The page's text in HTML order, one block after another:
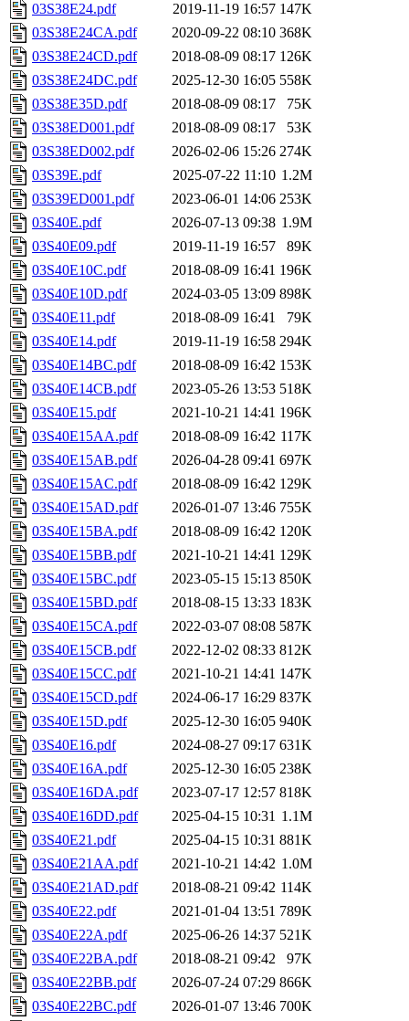
03S38E24.pdf
2019-11-19 16:57 147K
03S38E24CA.pdf
2020-09-22 08:10 368K
03S38E24CD.pdf
2018-08-09 08:17 126K
03S38E24DC.pdf
2025-12-30 16:05 558K
03S38E35D.pdf
2018-08-09 08:17
75K
03S38ED001.pdf
2018-08-09 08:17
53K
03S38ED002.pdf
2026-02-06 15:26 274K
03S39E.pdf
2025-07-22 11:10 1.2M
03S39ED001.pdf
2023-06-01 14:06 253K
03S40E.pdf
2026-07-13 09:38 1.9M
03S40E09.pdf
2019-11-19 16:57
89K
03S40E10C.pdf
2018-08-09 16:41 196K
03S40E10D.pdf
2024-03-05 13:09 898K
03S40E11.pdf
2018-08-09 16:41
79K
03S40E14.pdf
2019-11-19 16:58 294K
03S40E14BC.pdf
2018-08-09 16:42 153K
03S40E14CB.pdf
2023-05-26 13:53 518K
03S40E15.pdf
2021-10-21 14:41 196K
03S40E15AA.pdf
2018-08-09 16:42 117K
03S40E15AB.pdf
2026-04-28 09:41 697K
03S40E15AC.pdf
2018-08-09 16:42 129K
03S40E15AD.pdf
2026-01-07 13:46 755K
03S40E15BA.pdf
2018-08-09 16:42 120K
03S40E15BB.pdf
2021-10-21 14:41 129K
03S40E15BC.pdf
2023-05-15 15:13 850K
03S40E15BD.pdf
2018-08-15 13:33 183K
03S40E15CA.pdf
2022-03-07 08:08 587K
03S40E15CB.pdf
2022-12-02 08:33 812K
03S40E15CC.pdf
2021-10-21 14:41 147K
03S40E15CD.pdf
2024-06-17 16:29 837K
03S40E15D.pdf
2025-12-30 16:05 940K
03S40E16.pdf
2024-08-27 09:17 631K
03S40E16A.pdf
2025-12-30 16:05 238K
03S40E16DA.pdf
2023-07-17 12:57 818K
03S40E16DD.pdf
2025-04-15 10:31 1.1M
03S40E21.pdf
2025-04-15 10:31 881K
03S40E21AA.pdf
2021-10-21 14:42 1.0M
03S40E21AD.pdf
2018-08-21 09:42 114K
03S40E22.pdf
2021-01-04 13:51 789K
03S40E22A.pdf
2025-06-26 14:37 521K
03S40E22BA.pdf
2018-08-21 09:42
97K
03S40E22BB.pdf
2026-07-24 07:29 866K
03S40E22BC.pdf
2026-01-07 13:46 700K